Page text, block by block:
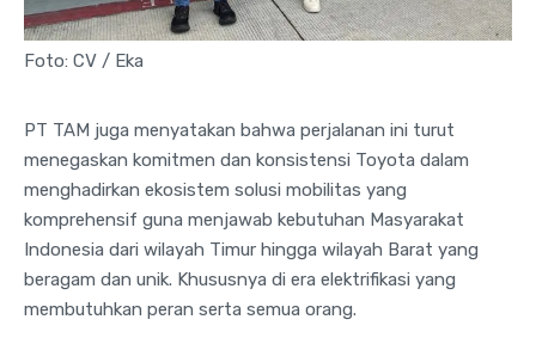
Foto: CV / Eka
PT TAM juga menyatakan bahwa perjalanan ini turut
menegaskan komitmen dan konsistensi Toyota dalam
menghadirkan ekosistem solusi mobilitas yang
komprehensif guna menjawab kebutuhan Masyarakat
Indonesia dari wilayah Timur hingga wilayah Barat yang
beragam dan unik. Khususnya di era elektrifikasi yang
membutuhkan peran serta semua orang.